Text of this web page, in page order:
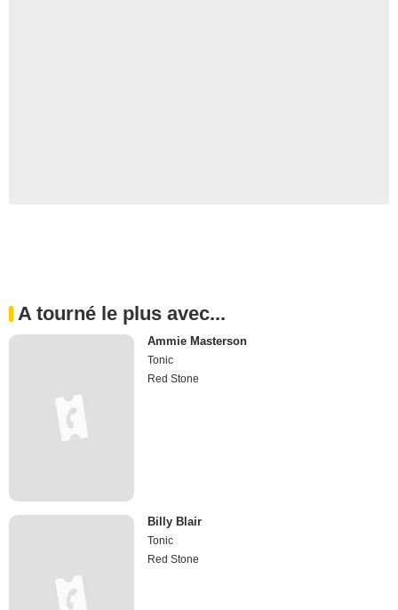
A tourné le plus avec...
Ammie Masterson
Tonic
Red Stone
Billy Blair
Tonic
Red Stone